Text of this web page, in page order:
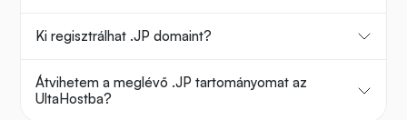
Ki regisztrálhat .JP domaint?
Átvihetem a meglévő .JP tartományomat az
UltaHostba?